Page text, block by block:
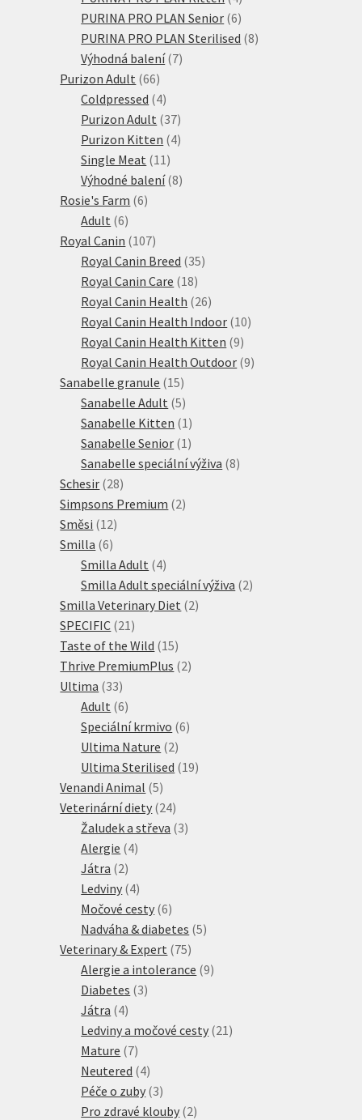
produkty
PURINA PRO PLAN Senior 66
produktů
PURINA PRO PLAN Sterilised 88
Výhodná balení 77
Purizon Adult 6666
produktů
Coldpressed 44
produkty
Purizon Adult 3737
produktů
Purizon Kitten 44
Single Meat 11 11
produktů
Výhodné balení 88
Rosie's Farm 66
Adult 66
produktů
Royal Canin 107107
produktů
Royal Canin Breed 3535
Royal Canin Care 1818
produktů
Royal Canin Health 2626
produktů
Royal Canin Health Indoor 1010
Royal Canin Health Kitten 99
produktů
Royal Canin Health Outdoor 99
Sanabelle granule 1515
produktů
Sanabelle Adult 55
produktů
Sanabelle Kitten 1 1
produkt
Sanabelle Senior 1 1
produkt
Sanabelle speciální výživa 88
Schesir 2828
produktů
Simpsons Premium 22
Směsi 1212
Smilla 66
produktů
Smilla Adult 44
produkty
Smilla Adult speciální výživa 22
Smilla Veterinary Diet 22
SPECIFIC 21 21
produktů
Taste of the Wild 1515
produktů
Thrive PremiumPlus 22
Ultima 3333
produktů
Adult 66
produktů
Speciální krmivo 66
Ultima Nature 22
produkty
Ultima Sterilised 1919
Venandi Animal 55
produktů
Veterinární diety 2424
produktů
Žaludek a střeva 33
Alergie 44
Játra 22
produkty
Ledviny 44
produkty
Močové cesty 66
produktů
Nadváha & diabetes 55
Veterinary & Expert 7575
produktů
Alergie a intolerance 99
Diabetes 33
Játra 44
produkty
Ledviny a močové cesty 21 21
Mature 77
produktů
Neutered 44
produkty
Péče o zuby 33
produkty
Pro zdravé klouby 22